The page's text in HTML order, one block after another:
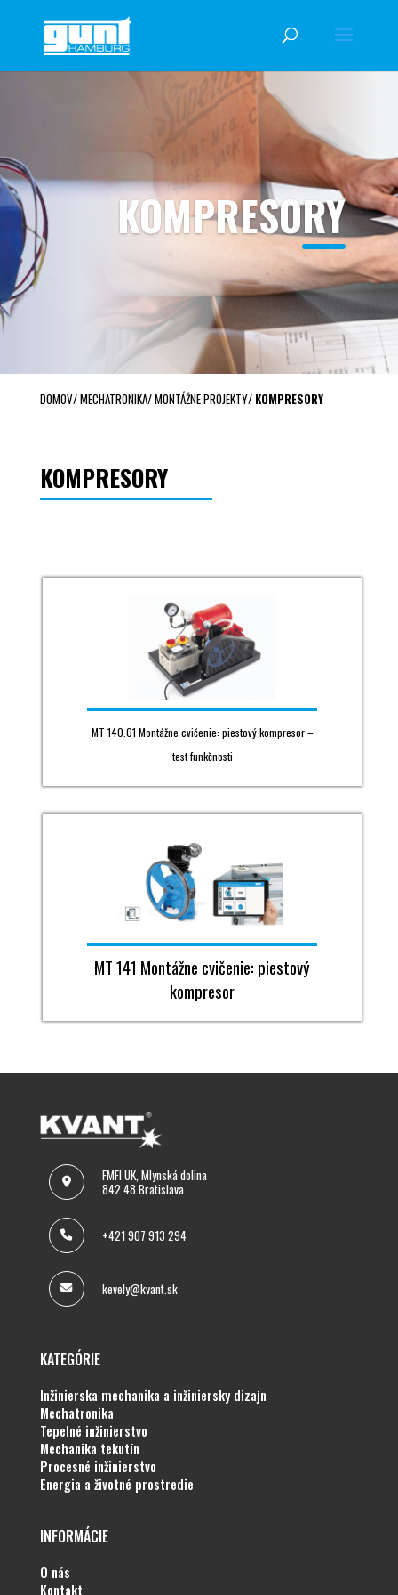
KOMPRESORY
DOMOV/MECHATRONIKA/MONTÁŽNE PROJEKTY/ KOMPRESORY
KOMPRESORY
MT 140.01 Montážne cvičenie: piestový kompresor –
test funkčnosti
MT 141 Montážne cvičenie: piestový
kompresor
FMFI UK, Mlynská dolina
842 48 Bratislava
+421 907 913 294
kevely@kvant.sk
KATEGÓRIE
inžinierska mechanika a inžiniersky dizajn
mechatronika
tepelné inžinierstvo
mechanika tekutín
procesné inžinierstvo
energia a životné prostredie
INFORMÁCIE
o nás
kontakt